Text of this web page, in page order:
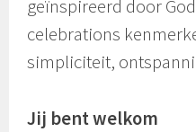
geïnspireerd door
celebrations
simpliciteit,
Jij bent welkom